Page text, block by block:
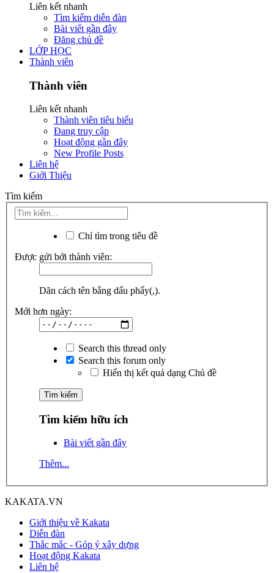
Liên kết nhanh
Tìm kiếm diễn đàn
Bài viết gần đây
Đăng chủ đề
LỚP HỌC
Thành viên
Thành viên
Liên kết nhanh
Thành viên tiêu biểu
Đang truy cập
Hoạt động gần đây
New Profile Posts
Liên hệ
Giới Thiệu
Tìm kiếm
Chỉ tìm trong tiêu đề
Được gửi bởi thành viên:
Dãn cách tên bằng dấu phẩy(,).
Mới hơn ngày:
Search this thread only
Search this forum only
Hiển thị kết quả dạng Chủ đề
Tìm kiếm hữu ích
Bài viết gần đây
Thêm...
KAKATA.VN
Giới thiệu về Kakata
Diễn đàn
Thắc mắc - Góp ý xây dựng
Hoạt động Kakata
Liên hệ